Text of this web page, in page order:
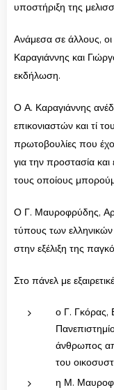
υποστήριξη της
Ανάμεσα σε άλλους,
Καραγιάννης και
εκδήλωση.
Ο Α. Καραγιάννης
επικονιαστών και τί
πρωτοβουλίες που
για την προστασία
τους οποίους
Ο Γ. Μαυροφρύδης,
τύπους των
στην εξέλιξη της
Στο πάνελ με
ο Γ. Γκόρας,
άνθρωπος
του
η Μ.